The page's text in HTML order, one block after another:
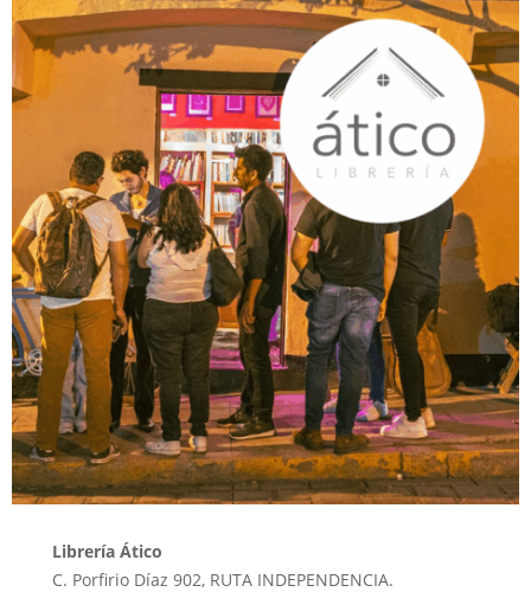
Librería Ático
C. Porfirio Díaz 902, RUTA INDEPENDENCIA.